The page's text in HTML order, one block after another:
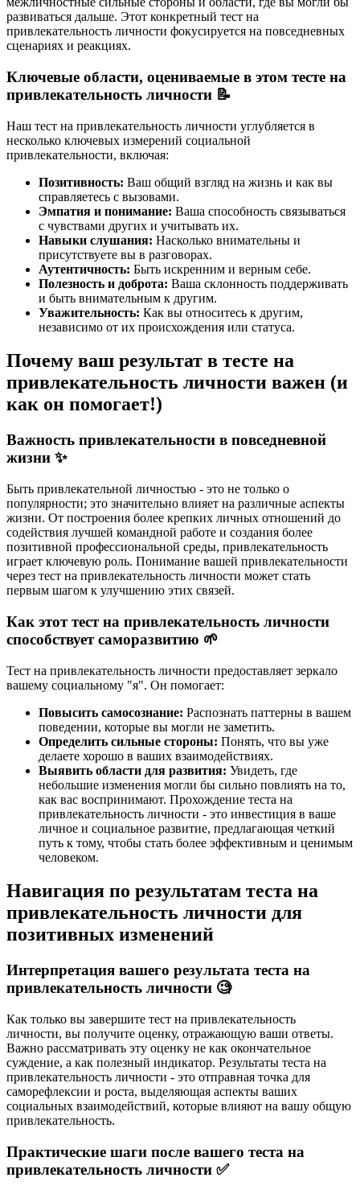
развиваться дальше. Этот конкретный тест на
привлекательность личности фокусируется на повседневных
сценариях и реакциях.
Ключевые области, оцениваемые в этом тесте на
привлекательность личности 📝
Наш тест на привлекательность личности углубляется в
несколько ключевых измерений социальной
привлекательности, включая:
Позитивность: Ваш общий взгляд на жизнь и как вы
справляетесь с вызовами.
Эмпатия и понимание: Ваша способность связываться
с чувствами других и учитывать их.
Навыки слушания: Насколько внимательны и
присутствуете вы в разговорах.
Аутентичность: Быть искренним и верным себе.
Полезность и доброта: Ваша склонность поддерживать
и быть внимательным к другим.
Уважительность: Как вы относитесь к другим,
независимо от их происхождения или статуса.
Почему ваш результат в тесте на
привлекательность личности важен (и
как он помогает!)
Важность привлекательности в повседневной
жизни ✨
Быть привлекательной личностью - это не только о
популярности; это значительно влияет на различные аспекты
жизни. От построения более крепких личных отношений до
содействия лучшей командной работе и создания более
позитивной профессиональной среды, привлекательность
играет ключевую роль. Понимание вашей привлекательности
через тест на привлекательность личности может стать
первым шагом к улучшению этих связей.
Как этот тест на привлекательность личности
способствует саморазвитию 🌱
Тест на привлекательность личности предоставляет зеркало
вашему социальному "я". Он помогает:
Повысить самосознание: Распознать паттерны в вашем
поведении, которые вы могли не заметить.
Определить сильные стороны: Понять, что вы уже
делаете хорошо в ваших взаимодействиях.
Выявить области для развития: Увидеть, где
небольшие изменения могли бы сильно повлиять на то,
как вас воспринимают. Прохождение теста на
привлекательность личности - это инвестиция в ваше
личное и социальное развитие, предлагающая четкий
путь к тому, чтобы стать более эффективным и ценимым
человеком.
Навигация по результатам теста на
привлекательность личности для
позитивных изменений
Интерпретация вашего результата теста на
привлекательность личности 🧐
Как только вы завершите тест на привлекательность
личности, вы получите оценку, отражающую ваши ответы.
Важно рассматривать эту оценку не как окончательное
суждение, а как полезный индикатор. Результаты теста на
привлекательность личности - это отправная точка для
саморефлексии и роста, выделяющая аспекты ваших
социальных взаимодействий, которые влияют на вашу общую
привлекательность.
Практические шаги после вашего теста на
привлекательность личности ✅